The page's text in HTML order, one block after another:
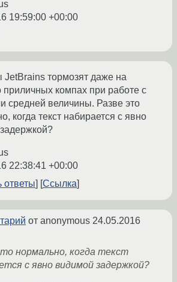
19:59:00 +00:00
JetBrains тормозят даже на
приличных компах при работе с
средней величины. Разве это
когда текст набирается с явно
22:38:41 +00:00
ответы
Ссылка
от anonymous 24.05.2016
нормально, когда текст
с явно видимой задержкой?